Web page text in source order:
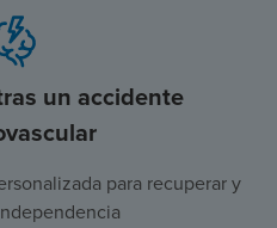
un accidente
para recuperar y